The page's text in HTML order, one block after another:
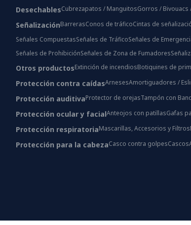
DesechablesCubrezapatos / ManguitosGorros / Bivouacs
SeñalizaciónBarrerasConos de tráficoCintas de
Señales CompuestasSeñales de TráficoSeñales de
Señales de ProhibiciónSeñales de Zona de Fumadores
Otros productosExtinción de incendiosBotiquines de
Protección contra caídasArnesesAmortiguadores /
Protección auditivaProtector de orejasTampón con
Protección ocular y facialAnteojos con patillasGafas
Protección respiratoriaMascarillas, Accesorios y Filtros
Protección para la cabezaCasco contra golpesCascos